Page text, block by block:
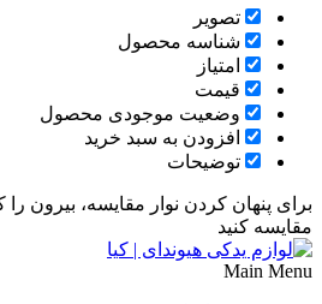
تصویر
شناسه محصول
امتیاز
قیمت
وضعیت موجودی محصول
افزودن به سبد خرید
توضیحات
برای پنهان کردن نوار مقایسه، بیرون را
مقایسه کنید
Main Menu